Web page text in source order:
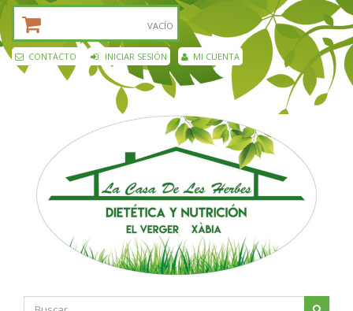
VACÍO
CONTACTO INICIAR SESIÓN MI CUENTA